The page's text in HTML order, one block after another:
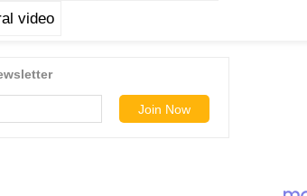
video